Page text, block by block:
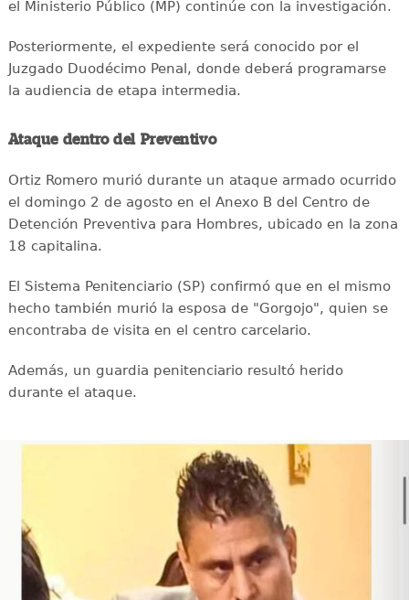
el Ministerio Público (MP) continúe con la investigación.
Posteriormente, el expediente será conocido por el
Juzgado Duodécimo Penal, donde deberá programarse
la audiencia de etapa intermedia.
Ataque dentro del Preventivo
Ortiz Romero murió durante un ataque armado ocurrido
el domingo 2 de agosto en el Anexo B del Centro de
Detención Preventiva para Hombres, ubicado en la zona
18 capitalina.
El Sistema Penitenciario (SP) confirmó que en el mismo
hecho también murió la esposa de "Gorgojo", quien se
encontraba de visita en el centro carcelario.
Además, un guardia penitenciario resultó herido
durante el ataque.